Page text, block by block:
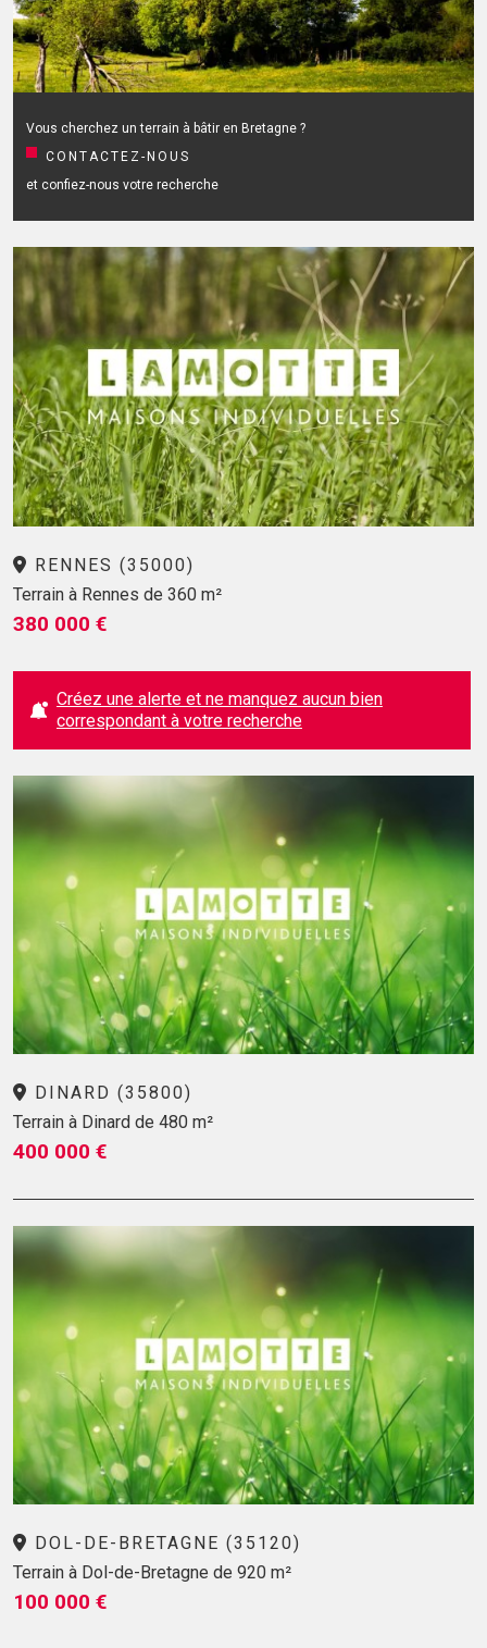
Vous cherchez un terrain à bâtir en Bretagne ?
CONTACTEZ-NOUS
et confiez-nous votre recherche
RENNES (35000)
Terrain à Rennes de 360 m²
380 000 €
Créez une alerte et ne manquez aucun bien
correspondant à votre recherche
DINARD (35800)
Terrain à Dinard de 480 m²
400 000 €
DOL-DE-BRETAGNE (35120)
Terrain à Dol-de-Bretagne de 920 m²
100 000 €